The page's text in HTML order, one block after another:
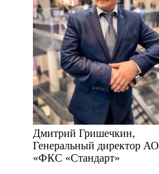
Дмитрий Гришечкин,
Генеральный директор АО
«ФКС «Стандарт»